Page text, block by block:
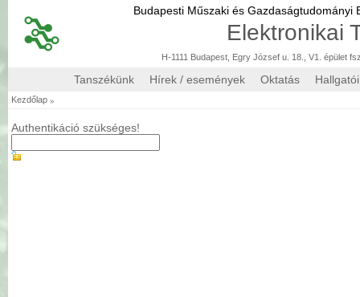
Budapesti Műszaki és Gazdaságtudományi
Elektronikai
H-1111 Budapest, Egry József u. 18., V1. épület
Tanszékünk Hírek / események Oktatás
Kezdőlap »
Authentikáció szükséges!